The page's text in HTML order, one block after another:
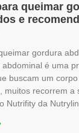
queimar
e
gordura
é uma
buscam um
muitos recorrem a
Nutrifity da